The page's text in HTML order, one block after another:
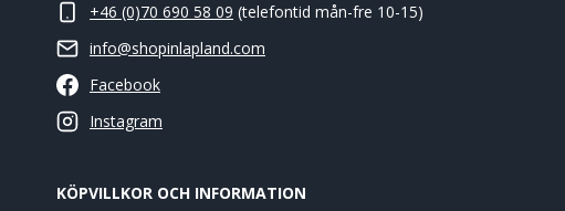
+46 (0)70 690 58 09 (telefontid mån-fre 10-15)
info@shopinlapland.com
Facebook
Instagram
KÖPVILLKOR OCH INFORMATION